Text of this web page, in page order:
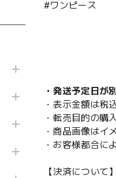
#ワンピース
・発送予定日が
・表示金額は税
・転売目的の購
・商品画像はイ
・お客様都合に
【決済について】